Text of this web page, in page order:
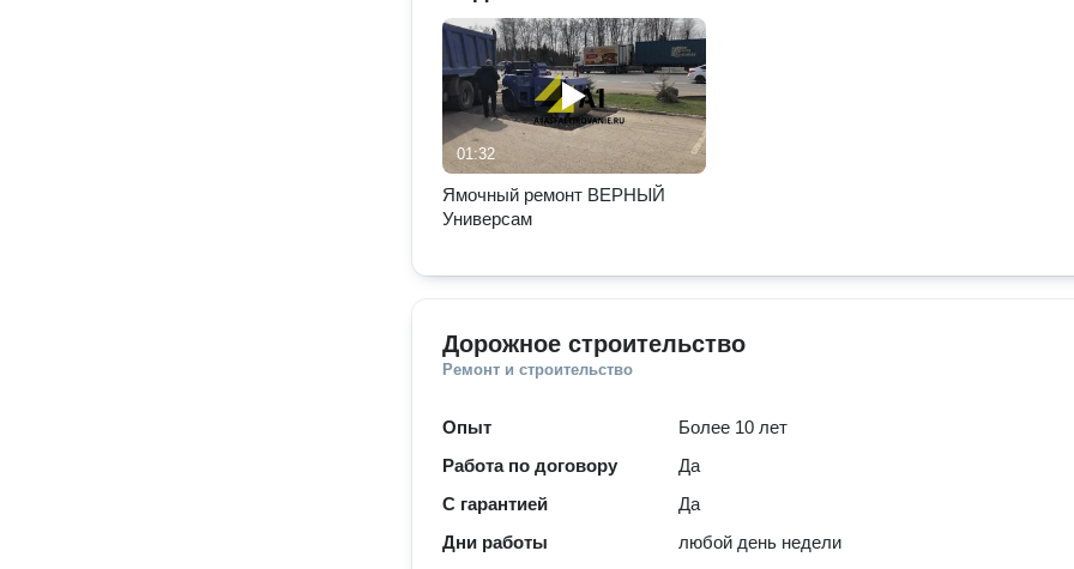
01:32
Ямочный ремонт ВЕРНЫЙ
Универсам
Дорожное строительство
Ремонт и строительство
Опыт
Более 10 лет
Работа по договору
Да
С гарантией
Да
Дни работы
любой день недели